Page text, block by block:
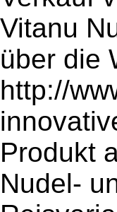
Vitanu
über die
http://
Produkt
Nudel-